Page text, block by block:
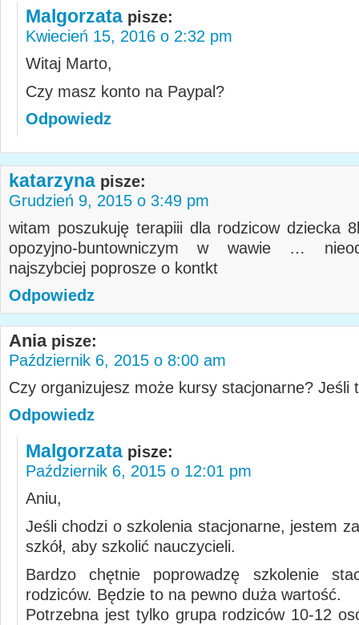
Malgorzata pisze:
Kwiecień 15, 2016 o 2:32 pm
Witaj Marto,
Czy masz konto na Paypal?
Odpowiedz
katarzyna pisze:
Grudzień 9, 2015 o 3:49 pm
witam poszukuję terapiii dla rodzicow dziecka
opozyjno-buntowniczym w wawie …
najszybciej poprosze o kontkt
Odpowiedz
Ania pisze:
Październik 6, 2015 o 8:00 am
Czy organizujesz może kursy stacjonarne? Jeśli
Odpowiedz
Malgorzata pisze:
Październik 6, 2015 o 12:01 pm
Aniu,
Jeśli chodzi o szkolenia stacjonarne, jestem
szkół, aby szkolić nauczycieli.
Bardzo chętnie poprowadzę szkolenie
rodziców. Będzie to na pewno duża wartość.
Potrzebna jest tylko grupa rodziców 10-12